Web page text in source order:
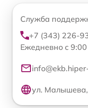
Служба
+7 (343) 226-
Ежедневно с
ул.